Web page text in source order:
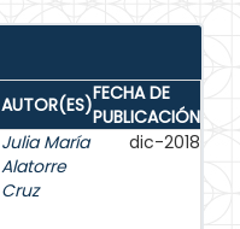
AUTOR(ES)FECHA DE
PUBLICACIÓN
Julia María
Alatorre
Cruz
dic-2018